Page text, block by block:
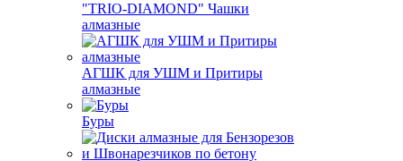
"TRIO-DIAMOND" Чашки
алмазные
АГШК для УШМ и Притиры
алмазные
Буры